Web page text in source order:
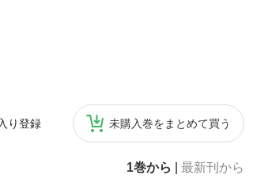
り登録 未購入巻をまとめて買う
1巻から 最新刊から